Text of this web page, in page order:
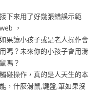
接下來用了好幾張錯誤示範
web ，
如果讓小孩子或是老人操作會
用嗎？未來你的小孩子會用滑
鼠嗎？
觸碰操作，真的是人天生的本
能，什麼滑鼠,鍵盤,筆如果沒